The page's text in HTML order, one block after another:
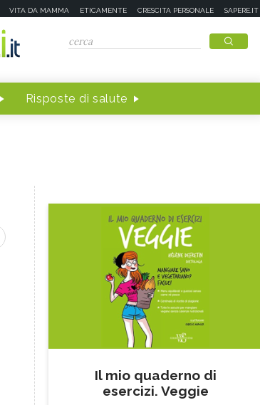
VITA DA MAMMA ETICAMENTE CRESCITA PERSONALE SAPERE.IT
Risposte di salute
Il mio quaderno di
esercizi. Veggie